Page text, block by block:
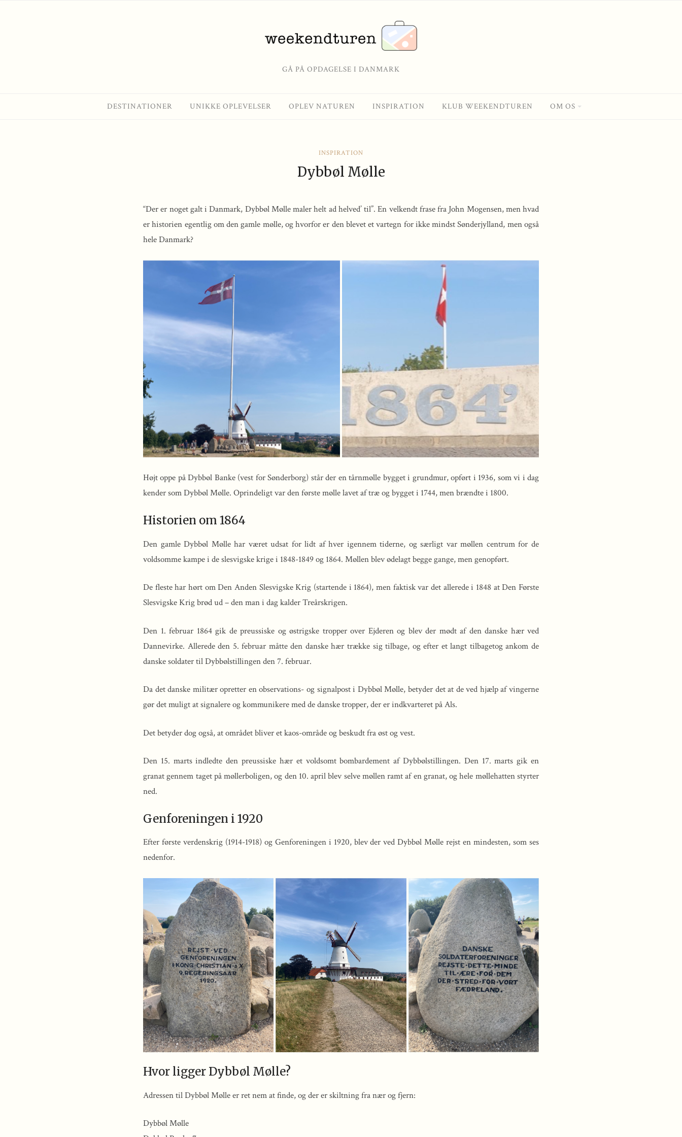
GÅ PÅ OPDAGELSE I DANMARK
DESTINATIONER UNIKKE OPLEVELSER OPLEV NATUREN INSPIRATION KLUB WEEKENDTUREN OM OS
INSPIRATION
Dybbøl Mølle
“Der er noget galt i Danmark, Dybbøl Mølle maler helt ad helved’ til”. En velkendt frase fra John Mogensen, men hvad
er historien egentlig om den gamle mølle, og hvorfor er den blevet et vartegn for ikke mindst Sønderjylland, men også
hele Danmark?
Højt oppe på Dybbøl Banke (vest for Sønderborg) står der en tårnmølle bygget i grundmur, opført i 1936, som vi i dag
kender som Dybbøl Mølle. Oprindeligt var den første mølle lavet af træ og bygget i 1744, men brændte i 1800.
Historien om 1864
Den gamle Dybbøl Mølle har været udsat for lidt af hver igennem tiderne, og særligt var møllen centrum for de
voldsomme kampe i de slesvigske krige i 1848-1849 og 1864. Møllen blev ødelagt begge gange, men genopført.
De fleste har hørt om Den Anden Slesvigske Krig (startende i 1864), men faktisk var det allerede i 1848 at Den Første
Slesvigske Krig brød ud – den man i dag kalder Treårskrigen.
Den 1. februar 1864 gik de preussiske og østrigske tropper over Ejderen og blev der mødt af den danske hær ved
Dannevirke. Allerede den 5. februar måtte den danske hær trække sig tilbage, og efter et langt tilbagetog ankom de
danske soldater til Dybbølstillingen den 7. februar.
Da det danske militær opretter en observations- og signalpost i Dybbøl Mølle, betyder det at de ved hjælp af vingerne
gør det muligt at signalere og kommunikere med de danske tropper, der er indkvarteret på Als.
Det betyder dog også, at området bliver et kaos-område og beskudt fra øst og vest.
Den 15. marts indledte den preussiske hær et voldsomt bombardement af Dybbølstillingen. Den 17. marts gik en
granat gennem taget på møllerboligen, og den 10. april blev selve møllen ramt af en granat, og hele møllehatten styrter
ned.
Genforeningen i 1920
Efter første verdenskrig (1914-1918) og Genforeningen i 1920, blev der ved Dybbøl Mølle rejst en mindesten, som ses
nedenfor.
Hvor ligger Dybbøl Mølle?
Adressen til Dybbøl Mølle er ret nem at finde, og der er skiltning fra nær og fjern:
Dybbøl Mølle